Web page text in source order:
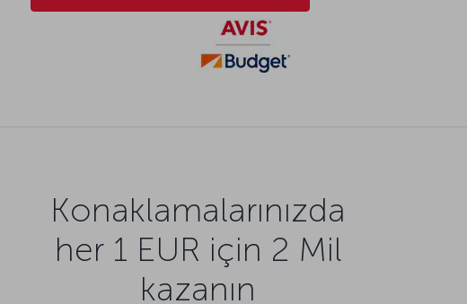
Konaklamalarınızda
her 1 EUR için 2 Mil
kazanın